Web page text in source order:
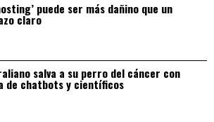
puede ser más dañino que un
claro
salva a su perro del cáncer con
de chatbots y científicos